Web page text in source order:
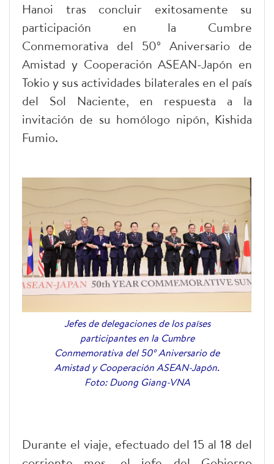
Hanoi tras concluir exitosamente su
participación en la Cumbre
Conmemorativa del 50º Aniversario de
Amistad y Cooperación ASEAN-Japón en
Tokio y sus actividades bilaterales en el país
del Sol Naciente, en respuesta a la
invitación de su homólogo nipón, Kishida
Fumio.
Jefes de delegaciones de los países
participantes en la Cumbre
Conmemorativa del 50º Aniversario de
Amistad y Cooperación ASEAN-Japón.
Foto: Duong Giang-VNA
Durante el viaje, efectuado del 15 al 18 del